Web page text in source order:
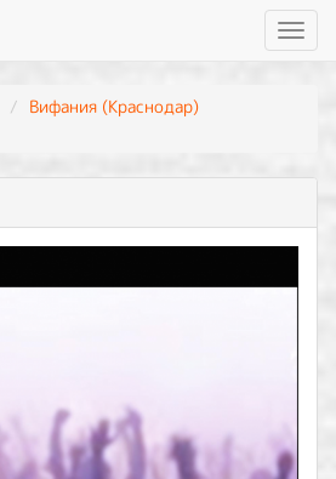
Вифания (Краснодар)